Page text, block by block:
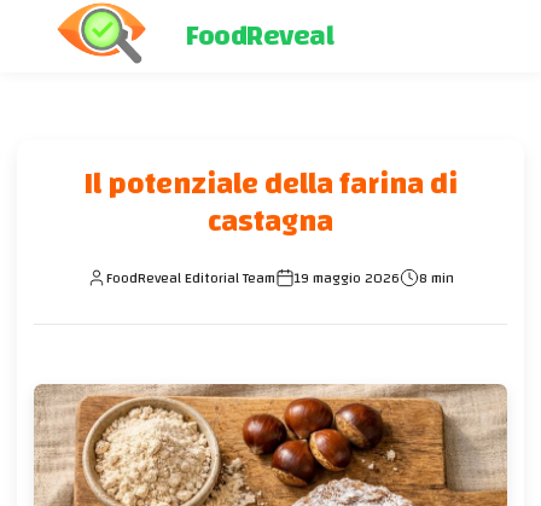
FoodReveal
Il potenziale della farina di
castagna
FoodReveal Editorial Team 19 maggio 2026 8 min